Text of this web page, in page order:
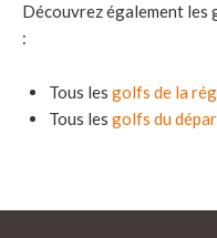
Découvrez également
:
Tous les golfs de la
Tous les golfs du